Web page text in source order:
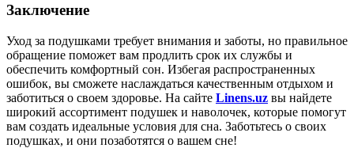
Заключение
Уход за подушками требует внимания и заботы, но правильное
обращение поможет вам продлить срок их службы и
обеспечить комфортный сон. Избегая распространенных
ошибок, вы сможете наслаждаться качественным отдыхом и
заботиться о своем здоровье. На сайте Linens.uz вы найдете
широкий ассортимент подушек и наволочек, которые помогут
вам создать идеальные условия для сна. Заботьтесь о своих
подушках, и они позаботятся о вашем сне!